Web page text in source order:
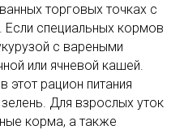
торговых точках с
Если специальных кормов
с вареными
или ячневой кашей.
этот рацион питания
Для взрослых уток
корма, а также